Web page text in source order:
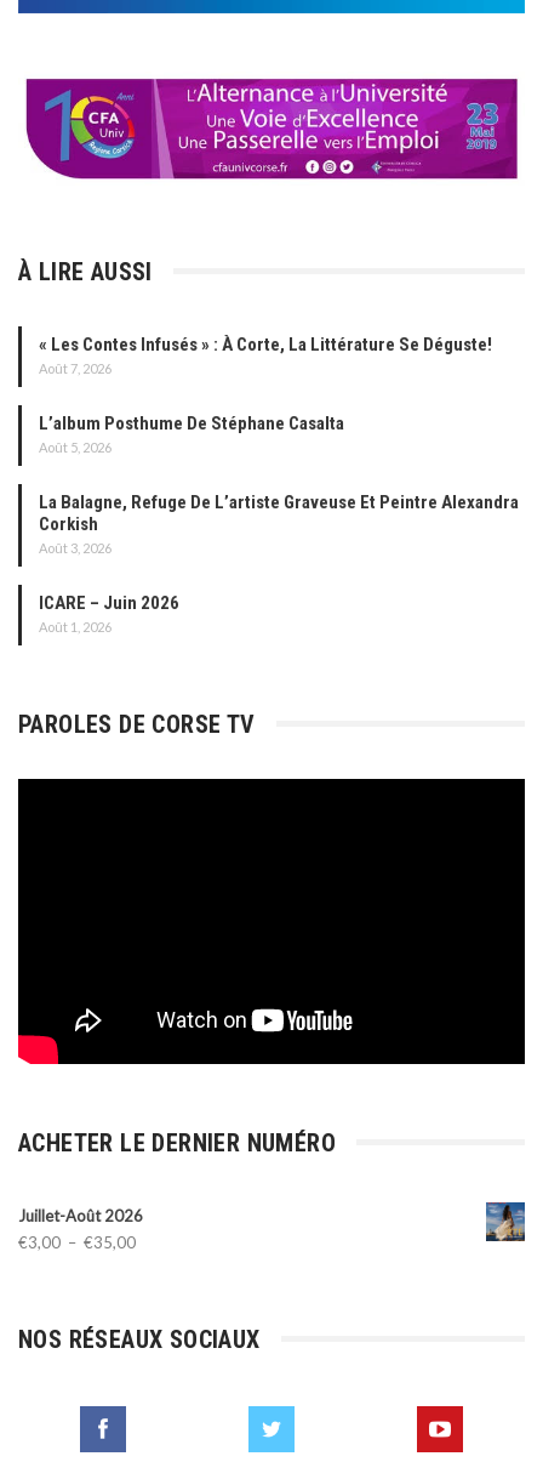
À LIRE AUSSI
« Les Contes Infusés » : À Corte, La Littérature Se Déguste!
Août 7, 2026
L’album Posthume De Stéphane Casalta
Août 5, 2026
La Balagne, Refuge De L’artiste Graveuse Et Peintre Alexandra
Corkish
Août 3, 2026
ICARE – Juin 2026
Août 1, 2026
PAROLES DE CORSE TV
ACHETER LE DERNIER NUMÉRO
Juillet-Août 2026
€3,00 – €35,00Plage
à
NOS RÉSEAUX SOCIAUX